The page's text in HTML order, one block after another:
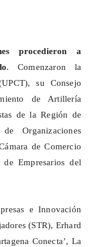
procedieron a
. Comenzaron la
su Consejo
de Artillería
de la Región de
Organizaciones
de Comercio
Empresarios del
e Innovación
(STR), Erhard
Conecta’, La